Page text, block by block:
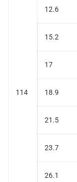
114
12.6
15.2
17
18.9
21.5
23.7
26.1